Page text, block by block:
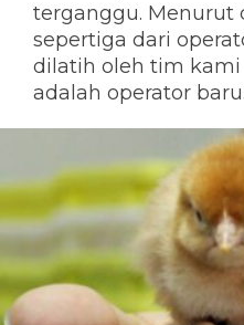
terganggu. Menurut
sepertiga dari
dilatih oleh tim
adalah operator baru.